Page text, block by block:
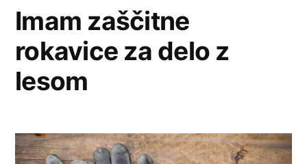
Imam zaščitne
rokavice za delo z
lesom